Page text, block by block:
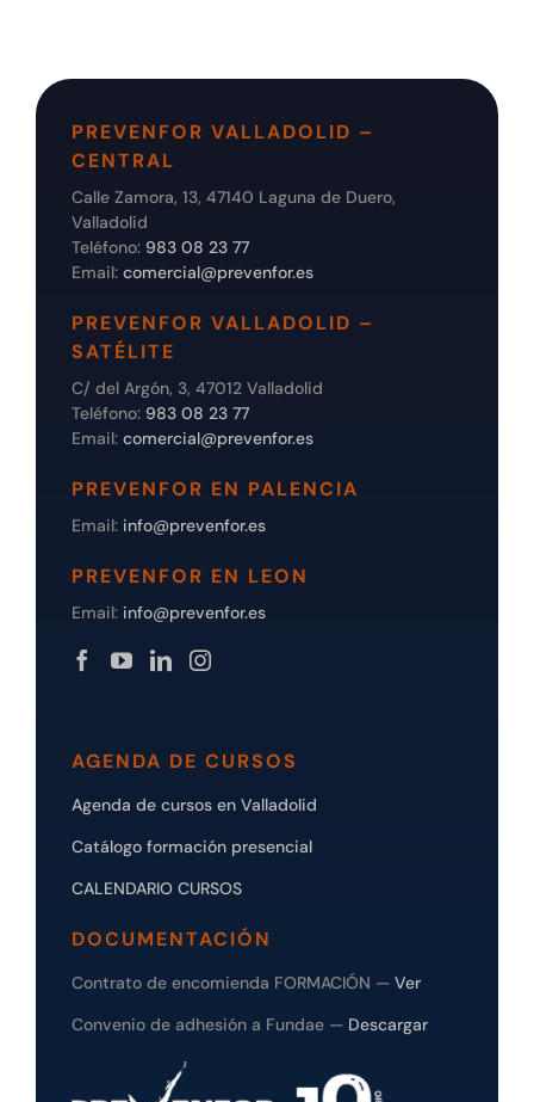
PREVENFOR VALLADOLID –
CENTRAL
Calle Zamora, 13, 47140 Laguna de Duero,
Valladolid
Teléfono: 983 08 23 77
Email: comercial@prevenfor.es
PREVENFOR VALLADOLID –
SATÉLITE
C/ del Argón, 3, 47012 Valladolid
Teléfono: 983 08 23 77
Email: comercial@prevenfor.es
PREVENFOR EN PALENCIA
Email: info@prevenfor.es
PREVENFOR EN LEON
Email: info@prevenfor.es
AGENDA DE CURSOS
Agenda de cursos en Valladolid
Catálogo formación presencial
CALENDARIO CURSOS
DOCUMENTACIÓN
Contrato de encomienda FORMACIÓN — Ver
Convenio de adhesión a Fundae — Descargar